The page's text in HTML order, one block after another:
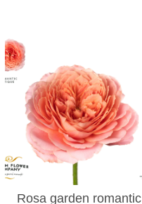
Rosa garden romantic